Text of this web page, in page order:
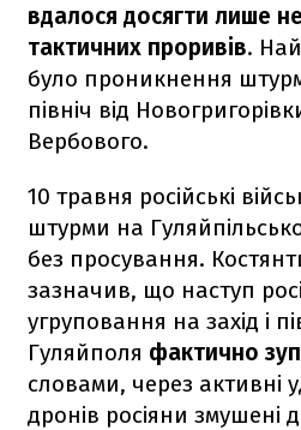
вдалося досягти лише
тактичних проривів.
було проникнення
північ від
Вербового.
10 травня російські
штурми на
без просування.
зазначив, що наступ
угруповання на захід і
Гуляйполя фактично
словами, через активні
дронів росіяни змушені